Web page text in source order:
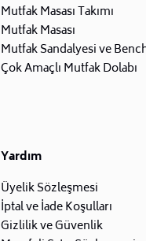
Mutfak Masası Takımı
Mutfak Masası
Mutfak Sandalyesi ve
Çok Amaçlı Mutfak Dolabı
Yardım
Üyelik Sözleşmesi
İptal ve İade Koşulları
Gizlilik ve Güvenlik